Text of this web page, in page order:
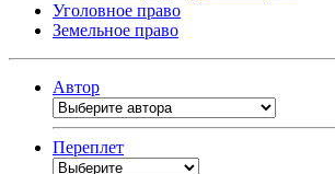
Уголовное право
Земельное право
Автор
Переплет